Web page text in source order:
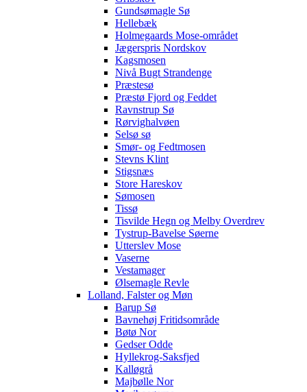
Gundsømagle Sø
Hellebæk
Holmegaards Mose-området
Jægerspris Nordskov
Kagsmosen
Nivå Bugt Strandenge
Præstesø
Præstø Fjord og Feddet
Ravnstrup Sø
Rørvighalvøen
Selsø sø
Smør- og Fedtmosen
Stevns Klint
Stigsnæs
Store Hareskov
Sømosen
Tissø
Tisvilde Hegn og Melby Overdrev
Tystrup-Bavelse Søerne
Utterslev Mose
Vaserne
Vestamager
Ølsemagle Revle
Lolland, Falster og Møn
Barup Sø
Bavnehøj Fritidsområde
Bøtø Nor
Gedser Odde
Hyllekrog-Saksfjed
Kalløgrå
Majbølle Nor